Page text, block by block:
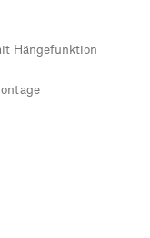
Hängefunktion